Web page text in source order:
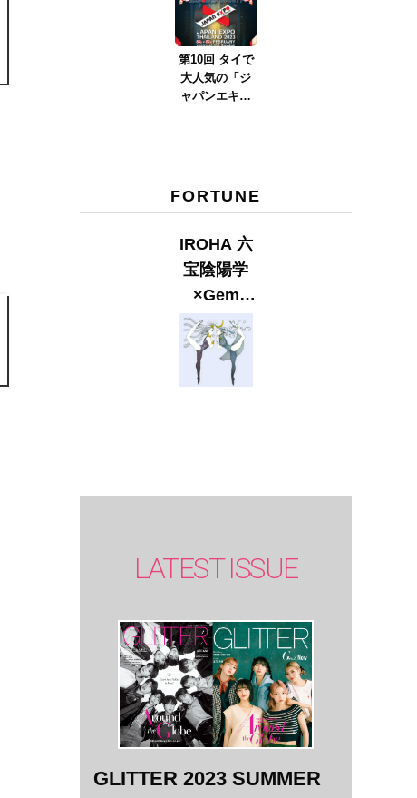
第10回 タイで
大人気の「ジ
ャパンエキス
FORTUNE
IROHA 六
宝陰陽学
×Gem
Muse
【GLITTER
2023
LATEST ISSUE
GLITTER 2023 SUMMER